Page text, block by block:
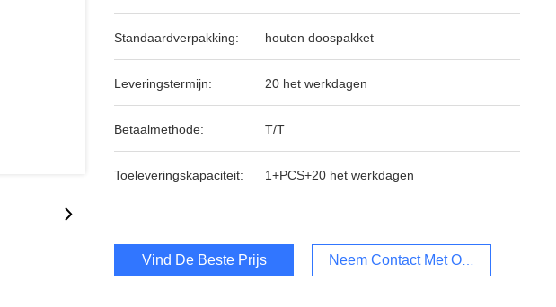
Standaardverpakking: houten doospakket
Leveringstermijn: 20 het werkdagen
Betaalmethode: T/T
Toeleveringskapaciteit: 1+PCS+20 het werkdagen
Vind De Beste Prijs Neem Contact Met Ons Op